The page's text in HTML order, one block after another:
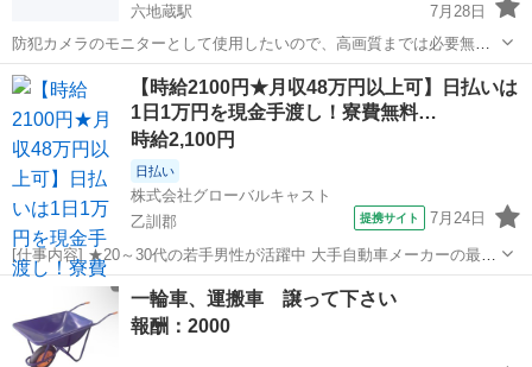
六地蔵駅
7月28日
防犯カメラのモニターとして使用したいので、高画質までは必要無い
ですがサイズは幅が50～80cmを希望します。 取りに伺います。
京都 六地蔵駅 買いたい/ください
【時給2100円★月収48万円以上可】日払いは
1日1万円を現金手渡し！寮費無料…
時給2,100円
日払い
株式会社グローバルキャスト
乙訓郡
提携サイト 7月24日
[仕事内容] ★20～30代の若手男性が活躍中 大手自動車メーカーの最先
端工場で、未来のクルマを作る！ あなたにお任せするのは、街中を走
るあの人気車種の組み立てやパーツ取り付け作業です。「プラモデル
作りが好き」「工具をいじ...
乙訓郡 工場
一輪車、運搬車 譲って下さい
報酬：2000